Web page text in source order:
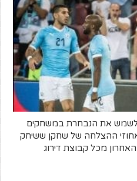
לשמש את הנבחרת במשחקים
ההצלחה של שחקן ששיחק
מכל קבוצת דירוג